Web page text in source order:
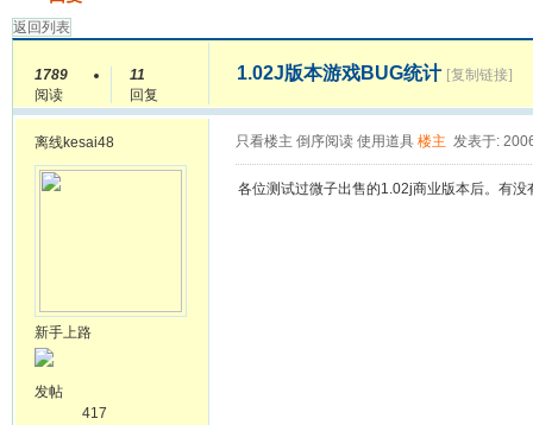
返回列表
1789
阅读
11
回复
1.02J版本游戏BUG统计 [复制链接]
离线kesai48
新手上路
发帖
417
只看楼主 倒序阅读 使用道具 楼主 发表于:
各位测试过微子出售的1.02j商业版本后。有